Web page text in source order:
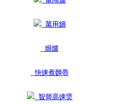
萬用鍋
焗爐
快速煮麵壺
智營高速煲